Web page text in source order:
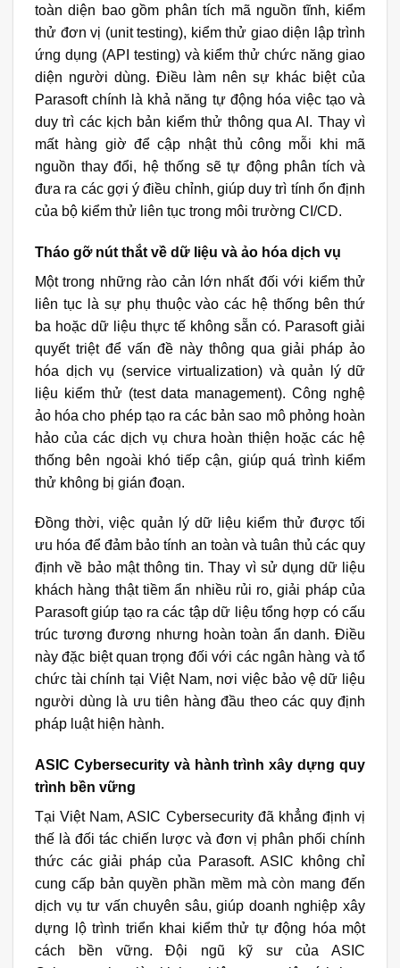
toàn diện bao gồm phân tích mã nguồn tĩnh, kiểm
thử đơn vị (unit testing), kiểm thử giao diện lập trình
ứng dụng (API testing) và kiểm thử chức năng giao
diện người dùng. Điều làm nên sự khác biệt của
Parasoft chính là khả năng tự động hóa việc tạo và
duy trì các kịch bản kiểm thử thông qua AI. Thay vì
mất hàng giờ để cập nhật thủ công mỗi khi mã
nguồn thay đổi, hệ thống sẽ tự động phân tích và
đưa ra các gợi ý điều chỉnh, giúp duy trì tính ổn định
của bộ kiểm thử liên tục trong môi trường CI/CD.
Tháo gỡ nút thắt về dữ liệu và ảo hóa dịch vụ
Một trong những rào cản lớn nhất đối với kiểm thử
liên tục là sự phụ thuộc vào các hệ thống bên thứ
ba hoặc dữ liệu thực tế không sẵn có. Parasoft giải
quyết triệt để vấn đề này thông qua giải pháp ảo
hóa dịch vụ (service virtualization) và quản lý dữ
liệu kiểm thử (test data management). Công nghệ
ảo hóa cho phép tạo ra các bản sao mô phỏng hoàn
hảo của các dịch vụ chưa hoàn thiện hoặc các hệ
thống bên ngoài khó tiếp cận, giúp quá trình kiểm
thử không bị gián đoạn.
Đồng thời, việc quản lý dữ liệu kiểm thử được tối
ưu hóa để đảm bảo tính an toàn và tuân thủ các quy
định về bảo mật thông tin. Thay vì sử dụng dữ liệu
khách hàng thật tiềm ẩn nhiều rủi ro, giải pháp của
Parasoft giúp tạo ra các tập dữ liệu tổng hợp có cấu
trúc tương đương nhưng hoàn toàn ẩn danh. Điều
này đặc biệt quan trọng đối với các ngân hàng và tổ
chức tài chính tại Việt Nam, nơi việc bảo vệ dữ liệu
người dùng là ưu tiên hàng đầu theo các quy định
pháp luật hiện hành.
ASIC Cybersecurity và hành trình xây dựng quy
trình bền vững
Tại Việt Nam, ASIC Cybersecurityđã khẳng định vị
thế là đối tác chiến lược và đơn vị phân phối chính
thức các giải pháp của
Parasoft. ASIC không chỉ
cung cấp bản quyền phần mềm mà còn mang đến
dịch vụ tư vấn chuyên sâu, giúp doanh nghiệp xây
dựng lộ trình triển khai kiểm thử tự động hóa một
cách bền vững. Đội ngũ kỹ sư của ASIC